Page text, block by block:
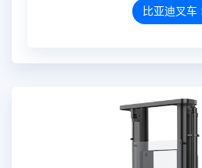
比亚迪叉车